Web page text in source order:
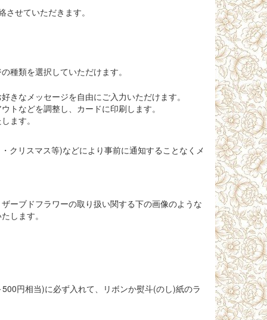
せていただきます。
種類を選択していただけます。
きなメッセージを自由にご入力いただけます。
トなどを調整し、カードに印刷します。
ます。
クリスマス等)などにより事前に通知することなくメ
ーブドフラワーの取り扱い関する下の画像のような
します。
円相当)に必ず入れて、リボンか熨斗(のし)紙のラ